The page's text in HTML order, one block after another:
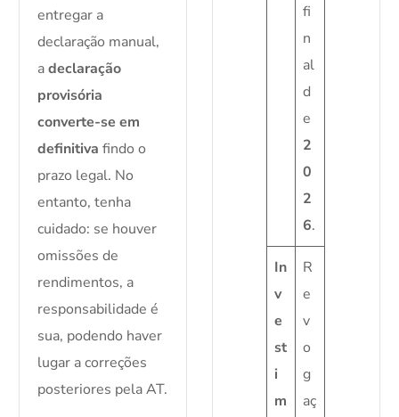
entregar a
declaração manual,
adeclaração
provisória
converte-se em
definitiva findo o
prazo legal. No
entanto, tenha
cuidado: se houver
omissões de
rendimentos, a
responsabilidade é
sua, podendo haver
lugar a correções
posteriores pela AT.
fi
n
al
d
e
2
0
2
6.
In
v
e
st
i
m
R
e
v
o
g
aç